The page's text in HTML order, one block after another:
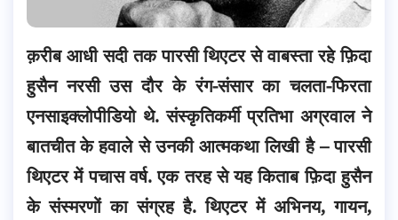
क़रीब आधी सदी तक पारसी थिएटर से वाबस्ता रहे फ़िदा
हुसैन नरसी उस दौर के रंग-संसार का चलता-फिरता
एनसाइक्लोपीडियो थे. संस्कृतिकर्मी प्रतिभा अग्रवाल ने
बातचीत के हवाले से उनकी आत्मकथा लिखी है – पारसी
थिएटर में पचास वर्ष. एक तरह से यह किताब फ़िदा हुसैन
के संस्मरणों का संग्रह है. थिएटर में अभिनय, गायन,